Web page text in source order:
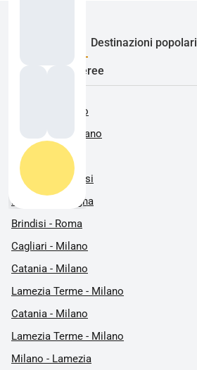
Destinazioni popolari
Compagnie aeree
Alghero - Milano
Barcellona - Milano
Bari - Milano
Bologna - Brindisi
Brindisi - Bologna
Brindisi - Roma
Cagliari - Milano
Catania - Milano
Lamezia Terme - Milano
Catania - Milano
Lamezia Terme - Milano
Milano - Lamezia